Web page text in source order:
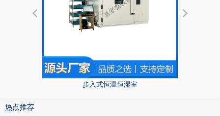
步入式恒温恒湿室
热点推荐